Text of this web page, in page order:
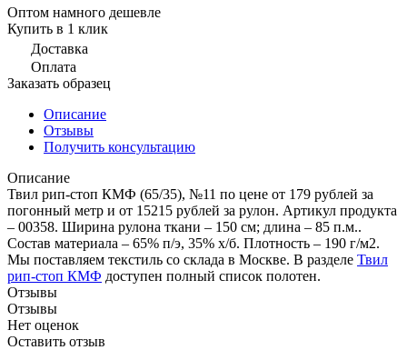
Оптом намного дешевле
Купить в 1 клик
Доставка
Оплата
Заказать образец
Описание
Отзывы
Получить консультацию
Описание
Твил рип-стоп КМФ (65/35), №11 по цене от 179 рублей за
погонный метр и от 15215 рублей за рулон. Артикул продукта
– 00358. Ширина рулона ткани – 150 см; длина – 85 п.м..
Состав материала – 65% п/э, 35% х/б. Плотность – 190 г/м2.
Мы поставляем текстиль со склада в Москве. В разделе Твил
рип-стоп КМФ доступен полный список полотен.
Отзывы
Отзывы
Нет оценок
Оставить отзыв